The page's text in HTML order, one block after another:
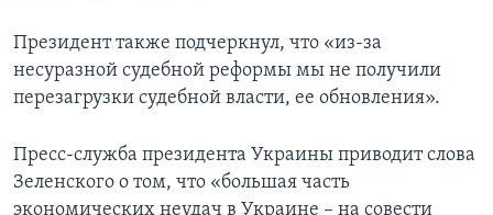
Президент также подчеркнул, что «из-за
несуразной судебной реформы мы не получили
перезагрузки судебной власти, ее обновления».
Пресс-служба президента Украины приводит слова
Зеленского о том, что «большая часть
экономических неудач в Украине – на совести